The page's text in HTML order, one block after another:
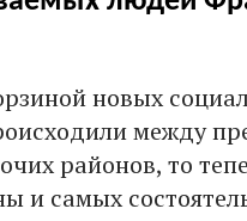
новых
между
районов, то
и самых